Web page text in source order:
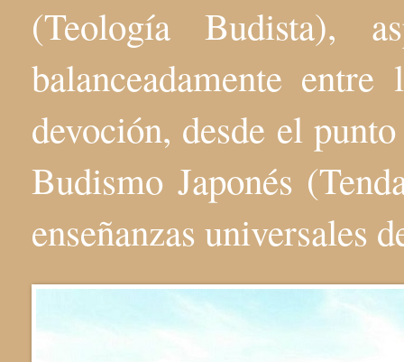
(Teología Budista),
balanceadamente
devoción, desde el
Budismo Japonés
enseñanzas universales